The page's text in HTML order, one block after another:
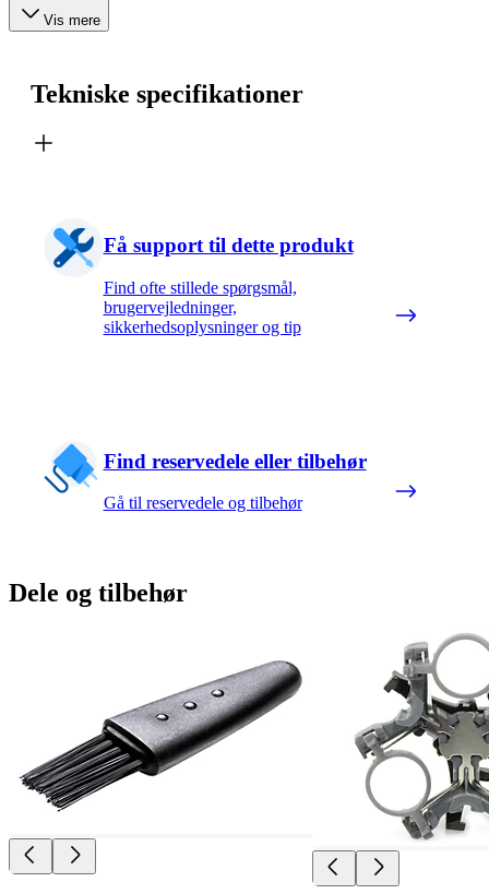
Vis mere
Tekniske specifikationer
Få support til dette produkt
Find ofte stillede spørgsmål,
brugervejledninger,
sikkerhedsoplysninger og tip
Find reservedele eller tilbehør
Gå til reservedele og tilbehør
Dele og tilbehør